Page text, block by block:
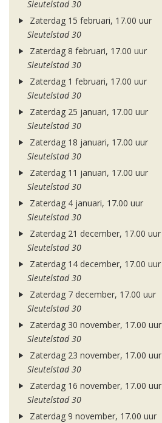
Sleutelstad 30
Zaterdag 15 februari, 17.00 uur
Sleutelstad 30
Zaterdag 8 februari, 17.00 uur
Sleutelstad 30
Zaterdag 1 februari, 17.00 uur
Sleutelstad 30
Zaterdag 25 januari, 17.00 uur
Sleutelstad 30
Zaterdag 18 januari, 17.00 uur
Sleutelstad 30
Zaterdag 11 januari, 17.00 uur
Sleutelstad 30
Zaterdag 4 januari, 17.00 uur
Sleutelstad 30
Zaterdag 21 december, 17.00 uur
Sleutelstad 30
Zaterdag 14 december, 17.00 uur
Sleutelstad 30
Zaterdag 7 december, 17.00 uur
Sleutelstad 30
Zaterdag 30 november, 17.00 uur
Sleutelstad 30
Zaterdag 23 november, 17.00 uur
Sleutelstad 30
Zaterdag 16 november, 17.00 uur
Sleutelstad 30
Zaterdag 9 november, 17.00 uur